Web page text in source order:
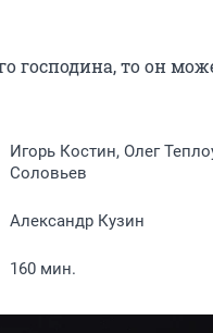
господина, то он
Игорь Костин, Олег
Соловьев
Александр Кузин
160 мин.